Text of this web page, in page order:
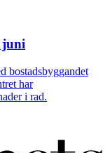
juni
bostadsbyggandet
har
i rad.